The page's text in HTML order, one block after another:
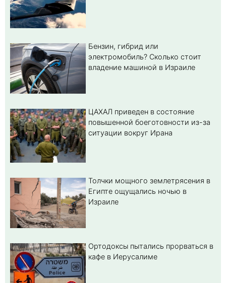
Бензин, гибрид или
электромобиль? Cколько стоит
владение машиной в Израиле
ЦАХАЛ приведен в состояние
повышенной боеготовности из-за
ситуации вокруг Ирана
Толчки мощного землетрясения в
Египте ощущались ночью в
Израиле
Ортодоксы пытались прорваться в
кафе в Иерусалиме